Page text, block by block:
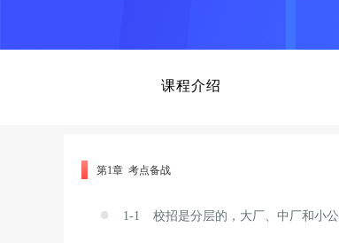
课程介绍
第1章 考点备战
● 1-1 校招是分层的，大厂、中厂和小